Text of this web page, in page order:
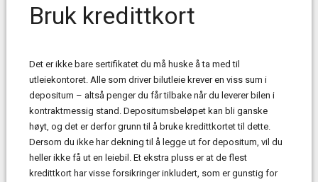
Bruk kredittkort
Det er ikke bare sertifikatet du må huske å ta med til
utleiekontoret. Alle som driver bilutleie krever en viss sum i
depositum – altså penger du får tilbake når du leverer bilen i
kontraktmessig stand. Depositumsbeløpet kan bli ganske
høyt, og det er derfor grunn til å bruke kredittkortet til dette.
Dersom du ikke har dekning til å legge ut for depositum, vil du
heller ikke få ut en leiebil. Et ekstra pluss er at de flest
kredittkort har visse forsikringer inkludert, som er gunstig for